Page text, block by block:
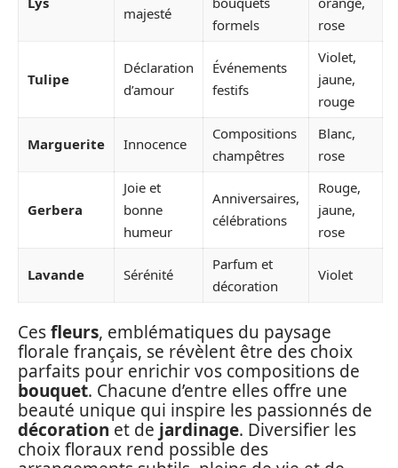
majesté
formels
rose
Tulipe
Déclaration
d’amour
Événements
festifs
Violet,
jaune,
rouge
Marguerite Innocence
Compositions
champêtres
Blanc,
rose
Gerbera
Joie et
bonne
humeur
Anniversaires,
célébrations
Rouge,
jaune,
rose
Lavande Sérénité
Parfum et
décoration
Violet
Cesfleurs, emblématiques du paysage
florale français, se révèlent être des choix
parfaits pour enrichir vos compositions de
bouquet. Chacune d’entre elles offre une
beauté unique qui inspire les passionnés de
décoration et de jardinage. Diversifier les
choix floraux rend possible des